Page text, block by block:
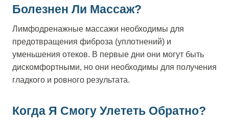
Болезнен Ли Массаж?
Лимфодренажные массажи необходимы для
предотвращения фиброза (уплотнений) и
уменьшения отеков. В первые дни они могут быть
дискомфортными, но они необходимы для получения
гладкого и ровного результата.
Когда Я Смогу Улететь Обратно?